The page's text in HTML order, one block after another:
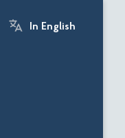
In English